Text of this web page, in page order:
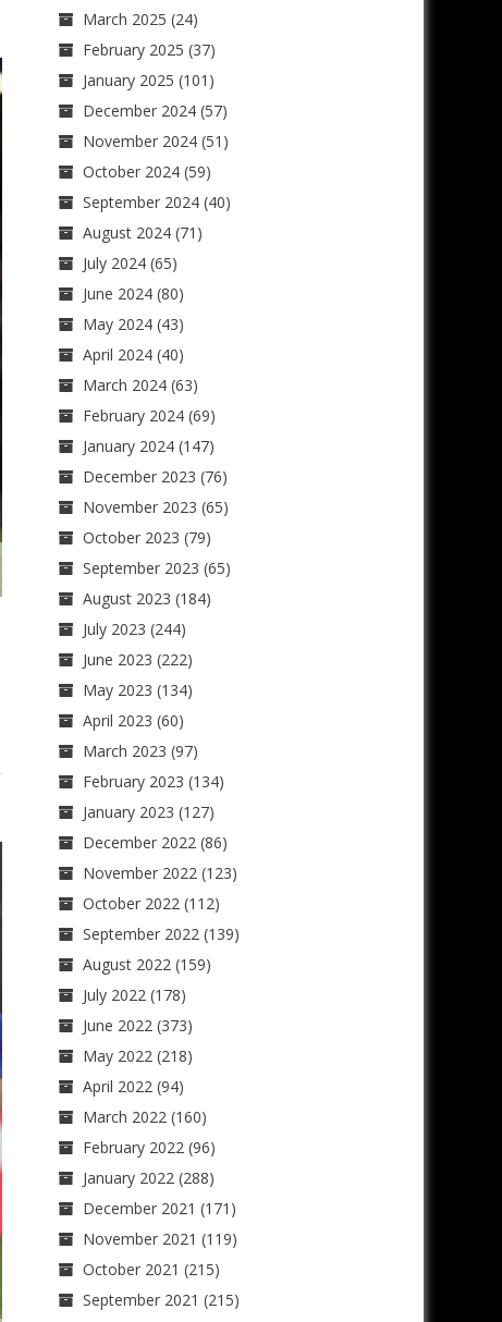
March 2025 (24)
February 2025 (37)
January 2025 (101)
December 2024(57)
November 2024(51)
October 2024(59)
September 2024(40)
August 2024(71)
July 2024(65)
June 2024(80)
May 2024(43)
April 2024(40)
March 2024(63)
February 2024(69)
January 2024(147)
December 2023 (76)
November 2023 (65)
October 2023 (79)
September 2023 (65)
August 2023 (184)
July 2023 (244)
June 2023 (222)
May 2023 (134)
April 2023 (60)
March 2023 (97)
February 2023 (134)
January 2023 (127)
December 2022(86)
November 2022(123)
October 2022(112)
September 2022(139)
August 2022(159)
July 2022(178)
June 2022(373)
May 2022(218)
April 2022(94)
March 2022(160)
February 2022(96)
January 2022(288)
December 2021 (171)
November 2021 (119)
October 2021 (215)
September 2021 (215)